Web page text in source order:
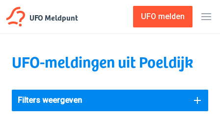
UFO Meldpunt UFO melden
UFO-meldingen uit Poeldijk
Filters weergeven